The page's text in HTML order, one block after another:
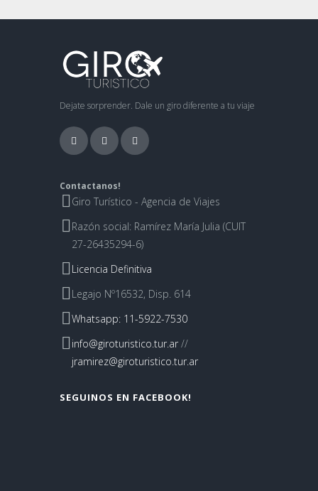
Dejate sorprender. Dale un giro diferente a tu viaje
Contactanos!
Giro Turístico - Agencia de Viajes
Razón social: Ramírez María Julia (CUIT
27-26435294-6)
Licencia Definitiva
Legajo Nº16532, Disp. 614
Whatsapp: 11-5922-7530
info@giroturistico.tur.ar //
jramirez@giroturistico.tur.ar
SEGUINOS EN FACEBOOK!